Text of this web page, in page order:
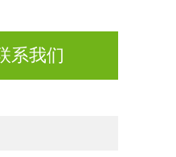
系我们